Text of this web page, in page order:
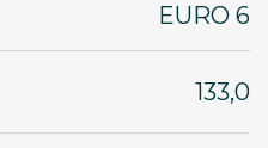
EURO 6
133,0